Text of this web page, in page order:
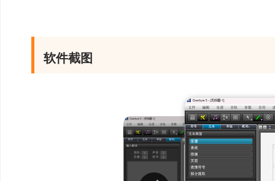
●MIDI效果制作器：
所没有的强大MIDI效
在此细致调节力度、
●精准的MIDI编辑：
您提供了强大的编辑
软件截图